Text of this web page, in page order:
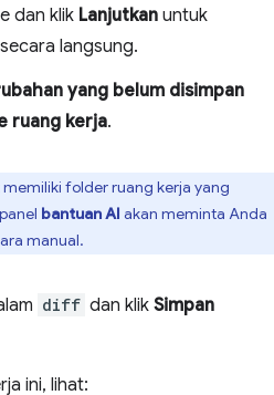
dan klik Lanjutkan untuk
langsung.
yang belum disimpan
ruang kerja.
folder ruang kerja yang
bantuan AI akan meminta Anda
manual.
diff dan klik Simpan
ini, lihat: